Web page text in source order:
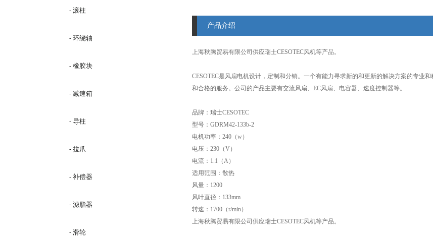
- 滚柱
- 环绕轴
- 橡胶块
- 减速箱
- 导柱
- 拉爪
- 补偿器
- 滤脂器
- 滑轮
产品介绍
上海秋腾贸易有限公司供应瑞士CESOTEC风机等产品。
CESOTEC是风扇电机设计，定制和分销。一个有能力寻求新的和更新的解决方案的专业
和合格的服务。公司的产品主要有交流风扇、EC风扇、电容器、速度控制器等。
品牌：瑞士CESOTEC
型号：GDRM42-133b-2
电机功率：240（w）
电压：230（V）
电流：1.1（A）
适用范围：散热
风量：1200
风叶直径：133mm
转速：1700（r/min）
上海秋腾贸易有限公司供应瑞士CESOTEC风机等产品。